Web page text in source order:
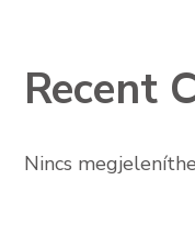
Recent
Nincs